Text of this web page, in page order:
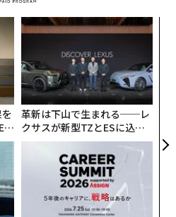
革新は下山で生まれる──レ
クサスが新型TZとESに込め
た「DISCOVER」の哲学